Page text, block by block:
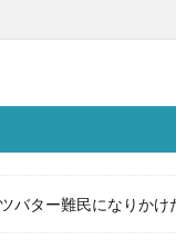
バター難民になりかけ